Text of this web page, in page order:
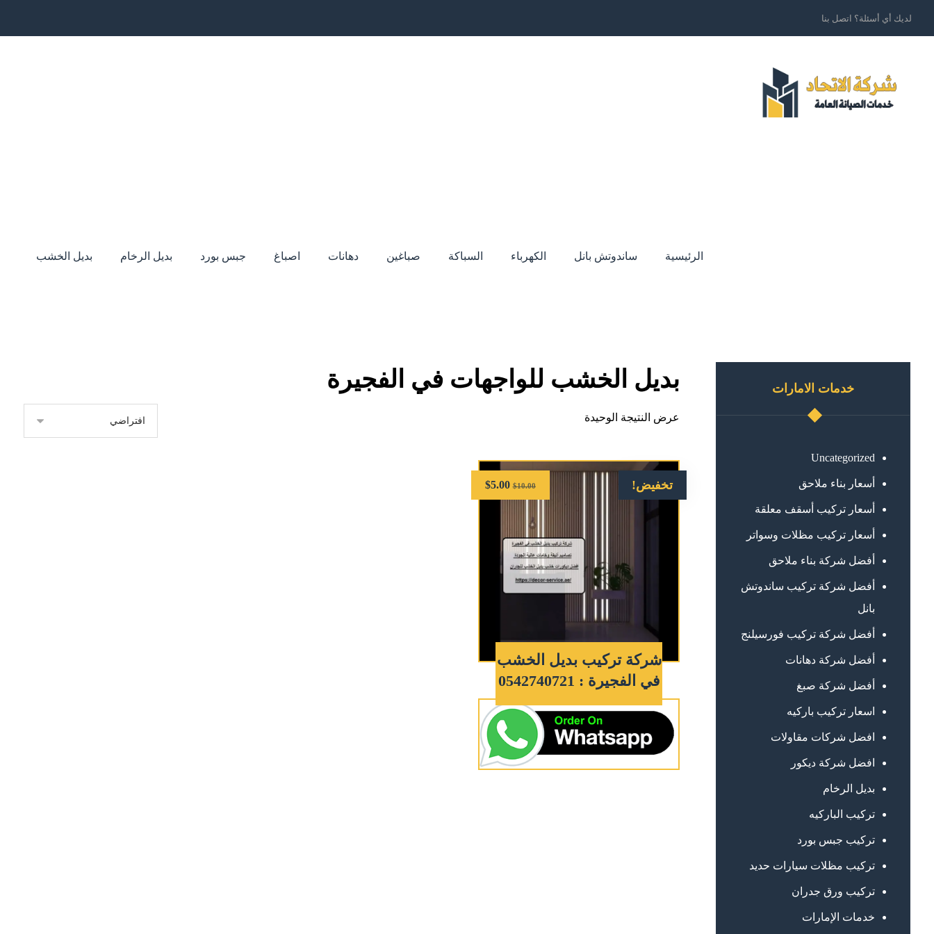
لديك أي أسئلة؟ اتصل بنا
الرئيسية ساندوتش بانل الكهرباء السباكة صباغين دهانات اصباغ جبس بورد بديل الرخام بديل الخشب
بديل الخشب للواجهات في الفجيرة
عرض النتيجة الوحيدة
تخفيض!
شركة تركيب بديل الخشب
في الفجيرة : 0542740721
$10.00
$5.00
خدمات الامارات
Uncategorized
أسعار بناء ملاحق
أسعار تركيب أسقف معلقة
أسعار تركيب مظلات وسواتر
أفضل شركة بناء ملاحق
أفضل شركة تركيب ساندوتش
بانل
أفضل شركة تركيب فورسيلنج
أفضل شركة دهانات
أفضل شركة صبغ
اسعار تركيب باركيه
افضل شركات مقاولات
افضل شركة ديكور
بديل الرخام
تركيب الباركيه
تركيب جبس بورد
تركيب مظلات سيارات حديد
تركيب ورق جدران
خدمات الإمارات